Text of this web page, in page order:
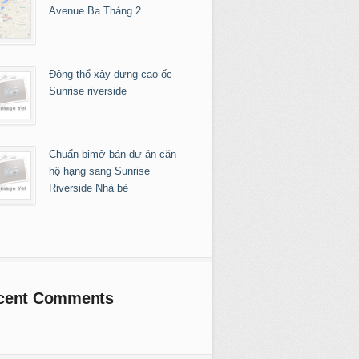
Avenue Ba Tháng 2
Động thổ xây dựng cao ốc
Sunrise riverside
Chuẩn bịmở bán dự án căn
hộ hạng sang Sunrise
Riverside Nhà bè
Comments